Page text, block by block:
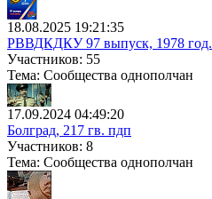
18.08.2025 19:21:35
РВВДКДКУ 97 выпуск, 1978 год.
Участников: 55
Тема: Сообщества однополчан
17.09.2024 04:49:20
Болград, 217 гв. пдп
Участников: 8
Тема: Сообщества однополчан